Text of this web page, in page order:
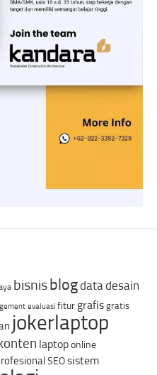
bisnisblogdata desain
evaluasi fitur grafis gratis
jokerlaptop
laptoponline
SEOsistem